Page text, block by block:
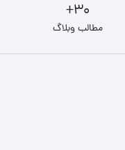
30+
مطالب وبلاگ